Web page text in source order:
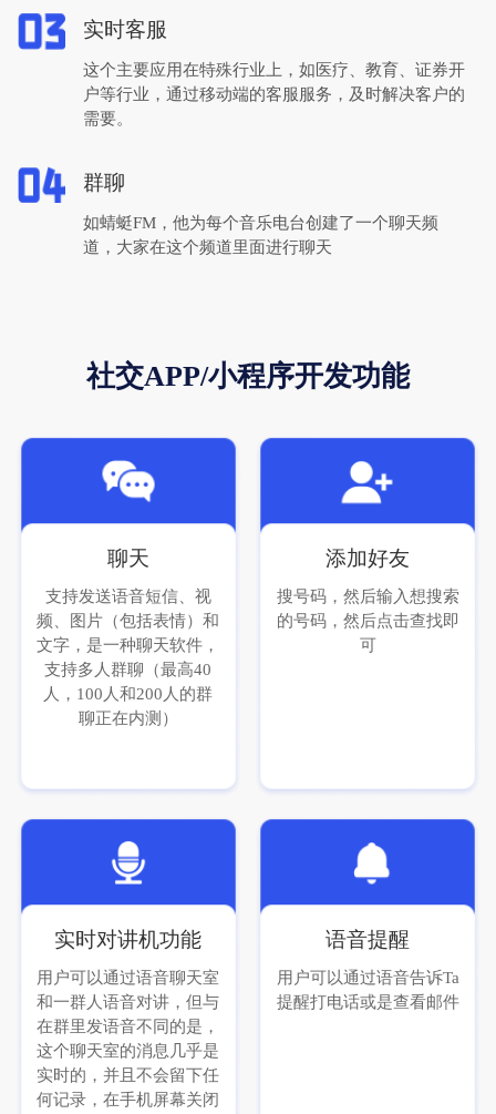
实时客服
这个主要应用在特殊行业上，如医疗、教育、证券开
户等行业，通过移动端的客服服务，及时解决客户的
需要。
群聊
如蜻蜓FM，他为每个音乐电台创建了一个聊天频
道，大家在这个频道里面进行聊天
社交APP/小程序开发功能
聊天
支持发送语音短信、视
频、图片（包括表情）和
文字，是一种聊天软件，
支持多人群聊（最高40
人，100人和200人的群
聊正在内测）
添加好友
搜号码，然后输入想搜索
的号码，然后点击查找即
可
实时对讲机功能
用户可以通过语音聊天室
和一群人语音对讲，但与
在群里发语音不同的是，
这个聊天室的消息几乎是
实时的，并且不会留下任
何记录，在手机屏幕关闭
语音提醒
用户可以通过语音告诉Ta
提醒打电话或是查看邮件